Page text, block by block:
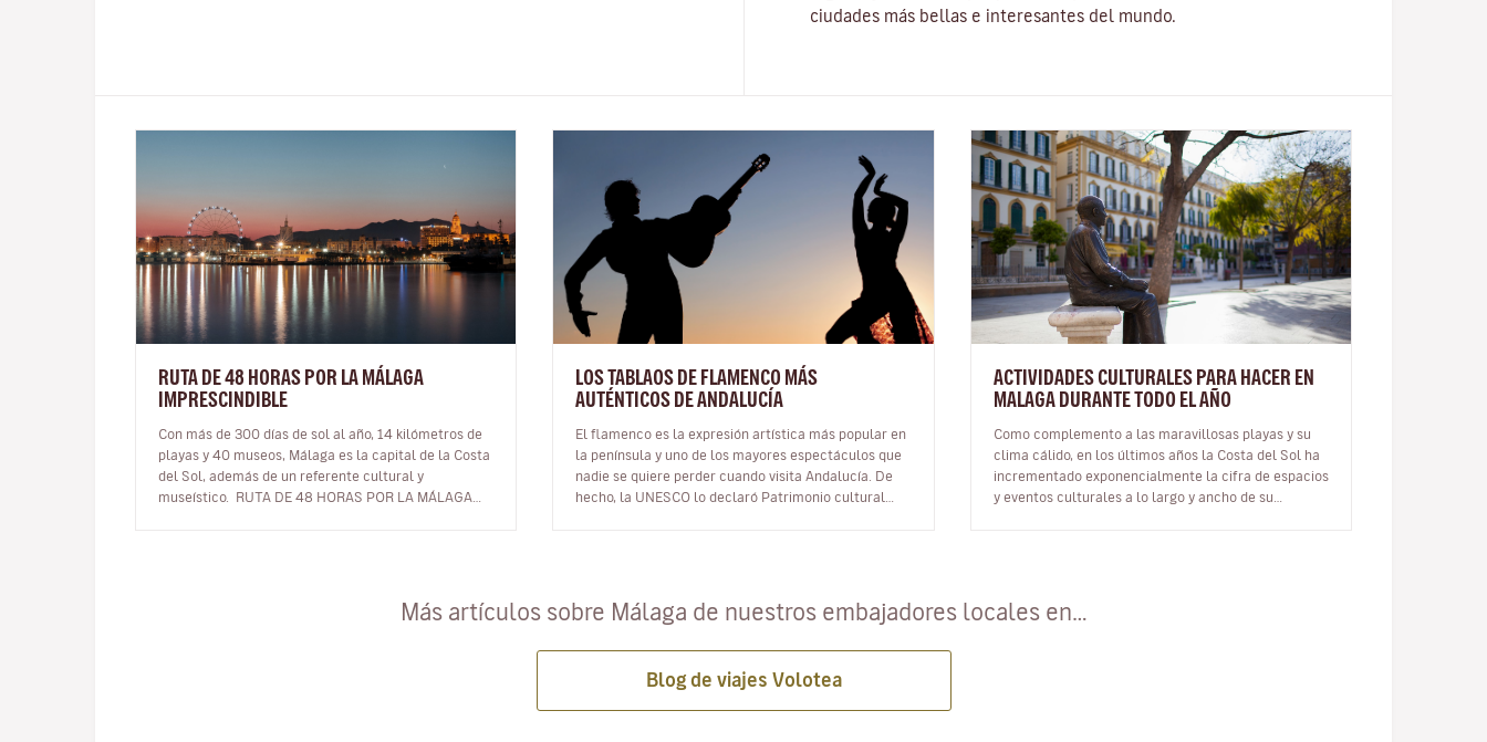
ciudades más bellas e interesantes del mundo.
RUTA DE 48 HORAS POR LA MÁLAGA
IMPRESCINDIBLE
Con más de 300 días de sol al año, 14 kilómetros de
playas y 40 museos, Málaga es la capital de la Costa
del Sol, además de un referente cultural y
museístico. RUTA DE 48 HORAS POR LA MÁLAGA
LOS TABLAOS DE FLAMENCO MÁS
AUTÉNTICOS DE ANDALUCÍA
El flamenco es la expresión artística más popular en
la península y uno de los mayores espectáculos que
nadie se quiere perder cuando visita Andalucía. De
hecho, la UNESCO lo declaró Patrimonio cultural
ACTIVIDADES CULTURALES PARA HACER EN
MALAGA DURANTE TODO EL AÑO
Como complemento a las maravillosas playas y su
clima cálido, en los últimos años la Costa del Sol ha
incrementado exponencialmente la cifra de espacios
y eventos culturales a lo largo y ancho de su
Más artículos sobre Málaga de nuestros embajadores locales en…
Blog de viajes Volotea